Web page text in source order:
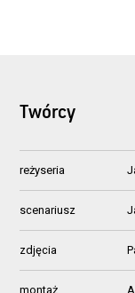
Twórcy
reżyseria
scenariusz
zdjęcia
montaż